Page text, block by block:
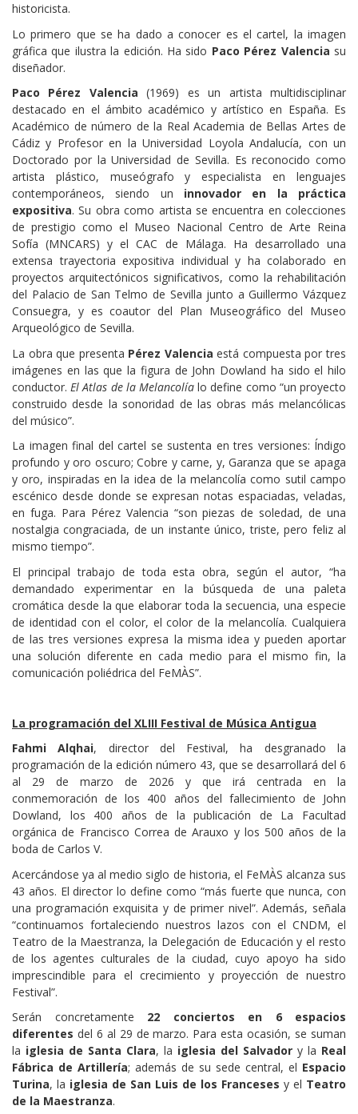
historicista.
Lo primero que se ha dado a conocer es el cartel, la imagen
gráfica que ilustra la edición. Ha sido Paco Pérez Valencia su
diseñador.
Paco Pérez Valencia (1969) es un artista multidisciplinar
destacado en el ámbito académico y artístico en España. Es
Académico de número de la Real Academia de Bellas Artes de
Cádiz y Profesor en la Universidad Loyola Andalucía, con un
Doctorado por la Universidad de Sevilla. Es reconocido como
artista plástico, museógrafo y especialista en lenguajes
contemporáneos, siendo un innovador en la práctica
expositiva. Su obra como artista se encuentra en colecciones
de prestigio como el Museo Nacional Centro de Arte Reina
Sofía (MNCARS) y el CAC de Málaga. Ha desarrollado una
extensa trayectoria expositiva individual y ha colaborado en
proyectos arquitectónicos significativos, como la rehabilitación
del Palacio de San Telmo de Sevilla junto a Guillermo Vázquez
Consuegra, y es coautor del Plan Museográfico del Museo
Arqueológico de Sevilla.
La obra que presenta Pérez Valencia está compuesta por tres
imágenes en las que la figura de John Dowland ha sido el hilo
conductor. El Atlas de la Melancolía lo define como “un proyecto
construido desde la sonoridad de las obras más melancólicas
del músico”.
La imagen final del cartel se sustenta en tres versiones: Índigo
profundo y oro oscuro; Cobre y carne, y, Garanza que se apaga
y oro, inspiradas en la idea de la melancolía como sutil campo
escénico desde donde se expresan notas espaciadas, veladas,
en fuga. Para Pérez Valencia “son piezas de soledad, de una
nostalgia congraciada, de un instante único, triste, pero feliz al
mismo tiempo”.
El principal trabajo de toda esta obra, según el autor, “ha
demandado experimentar en la búsqueda de una paleta
cromática desde la que elaborar toda la secuencia, una especie
de identidad con el color, el color de la melancolía. Cualquiera
de las tres versiones expresa la misma idea y pueden aportar
una solución diferente en cada medio para el mismo fin, la
comunicación poliédrica del FeMÀS”.
La programación del XLIII Festival de Música Antigua
Fahmi Alqhai, director del Festival, ha desgranado la
programación de la edición número 43, que se desarrollará del 6
al 29 de marzo de 2026 y que irá centrada en la
conmemoración de los 400 años del fallecimiento de John
Dowland, los 400 años de la publicación de La Facultad
orgánica de Francisco Correa de Arauxo y los 500 años de la
boda de Carlos V.
Acercándose ya al medio siglo de historia, el FeMÀS alcanza sus
43 años. El director lo define como “más fuerte que nunca, con
una programación exquisita y de primer nivel”. Además, señala
“continuamos fortaleciendo nuestros lazos con el CNDM, el
Teatro de la Maestranza, la Delegación de Educación y el resto
de los agentes culturales de la ciudad, cuyo apoyo ha sido
imprescindible para el crecimiento y proyección de nuestro
Festival”.
Serán concretamente 22 conciertos en 6 espacios
diferentes del 6 al 29 de marzo. Para esta ocasión, se suman
la iglesia de Santa Clara, la iglesia del Salvador y la Real
Fábrica de Artillería; además de su sede central, el Espacio
Turina, la iglesia de San Luis de los Franceses y el Teatro
de la Maestranza.